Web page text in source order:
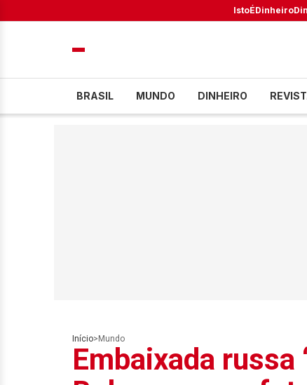
IstoÉDinheiro
BRASIL MUNDO DINHEIRO
Início> Mundo
Embaixada russa